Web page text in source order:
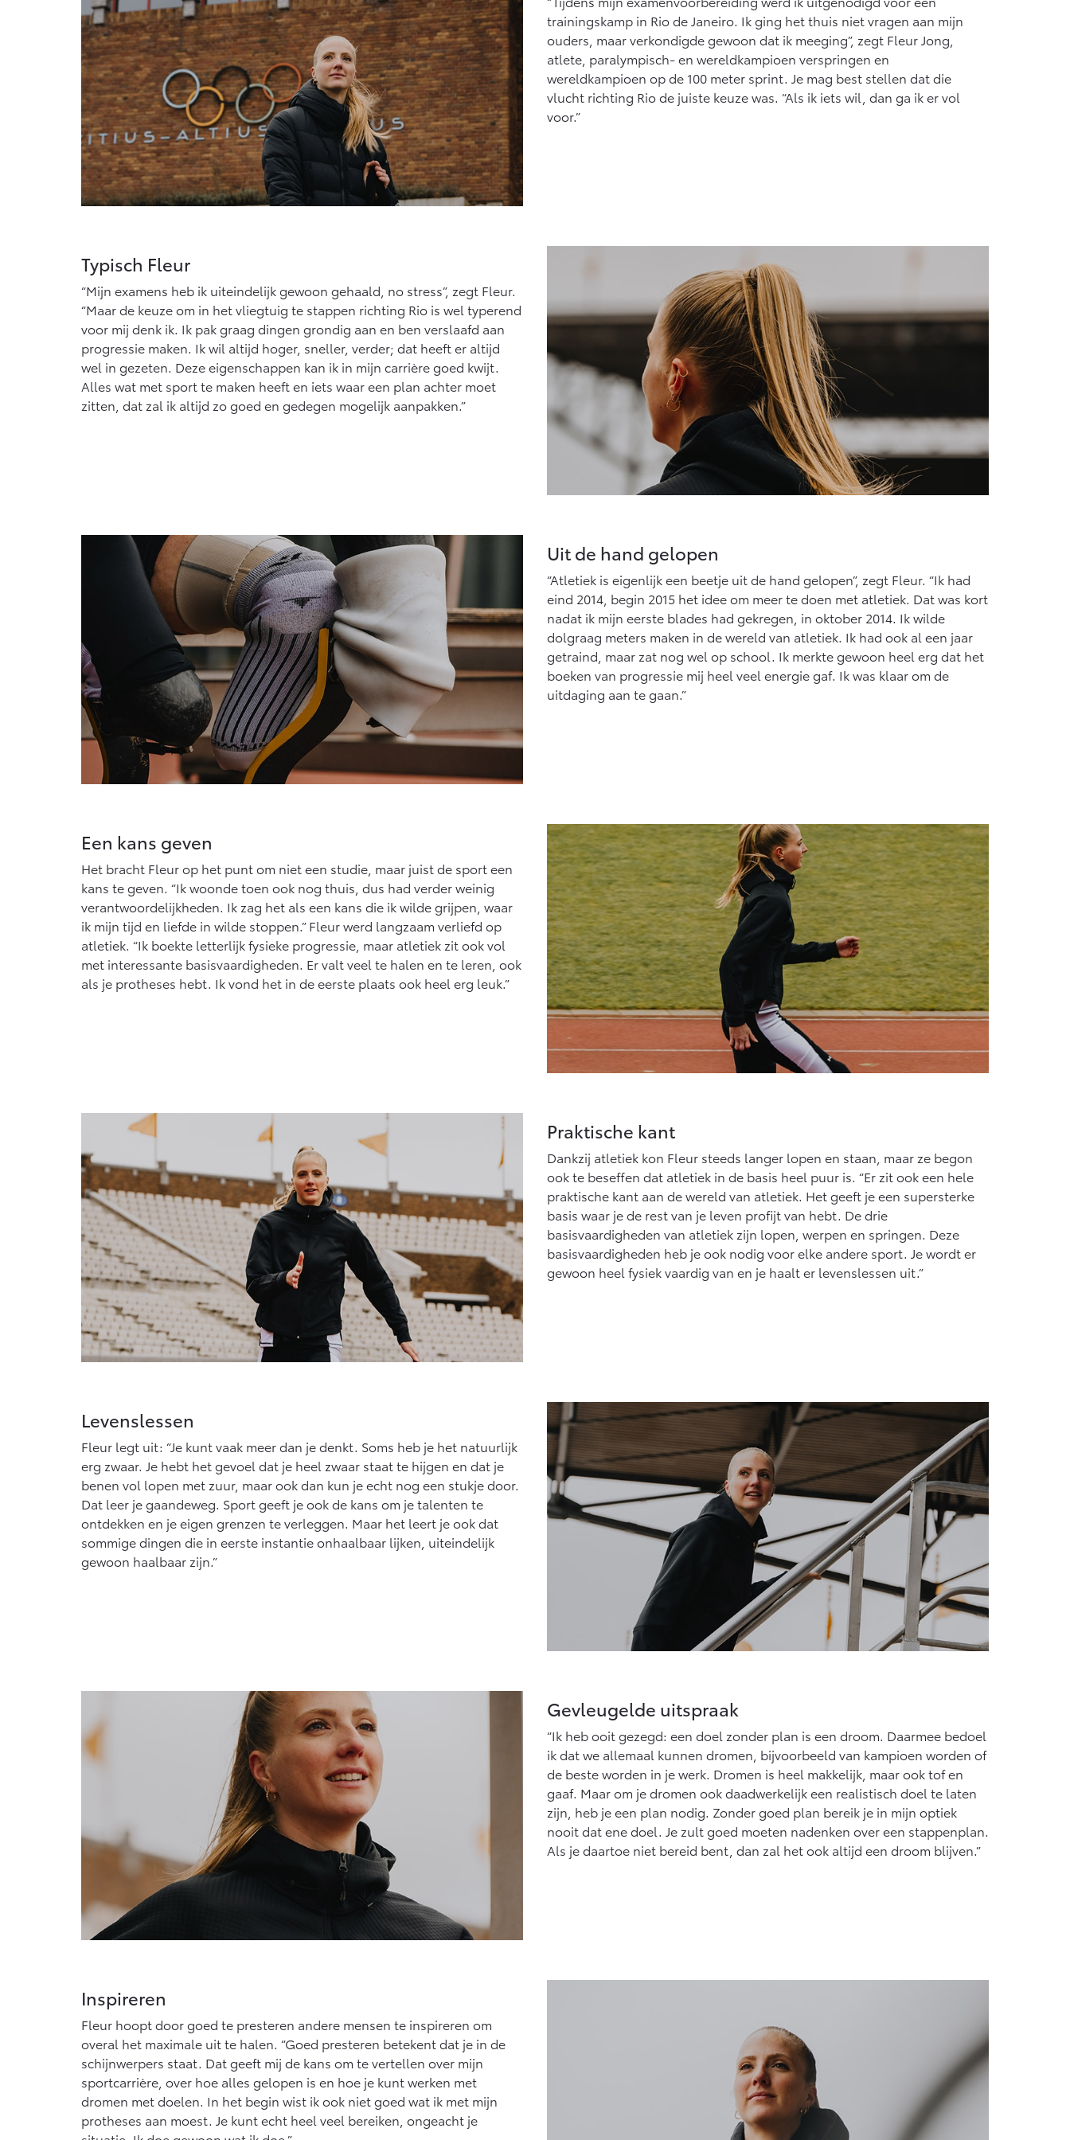
Vanaf € 76.695,- Vanaf € 27.945,- Vanaf € 37.500,- Vanaf € 55.950,-
Proace Max (excl.
BTW)
OOK ALS BATTERIJ-
ELEKTRISCH
Vanaf € 46.301,-
Hilux (excl. BTW)
OOK ALS BATTERIJ-
ELEKTRISCH
Vanaf € 56.570,-
Land Cruiser (excl.
BTW)
trainingskamp in Rio de Janeiro. Ik ging het thuis niet vragen aan mijn
ouders, maar verkondigde gewoon dat ik meeging”, zegt Fleur Jong,
atlete, paralympisch- en wereldkampioen verspringen en
wereldkampioen op de 100 meter sprint. Je mag best stellen dat die
vlucht richting Rio de juiste keuze was. “Als ik iets wil, dan ga ik er vol
voor.”
Typisch Fleur
“Mijn examens heb ik uiteindelijk gewoon gehaald, no stress”, zegt Fleur.
“Maar de keuze om in het vliegtuig te stappen richting Rio is wel typerend
voor mij denk ik. Ik pak graag dingen grondig aan en ben verslaafd aan
progressie maken. Ik wil altijd hoger, sneller, verder; dat heeft er altijd
wel in gezeten. Deze eigenschappen kan ik in mijn carrière goed kwijt.
Alles wat met sport te maken heeft en iets waar een plan achter moet
zitten, dat zal ik altijd zo goed en gedegen mogelijk aanpakken.”
Uit de hand gelopen
“Atletiek is eigenlijk een beetje uit de hand gelopen”, zegt Fleur. “Ik had
eind 2014, begin 2015 het idee om meer te doen met atletiek. Dat was kort
nadat ik mijn eerste blades had gekregen, in oktober 2014. Ik wilde
dolgraag meters maken in de wereld van atletiek. Ik had ook al een jaar
getraind, maar zat nog wel op school. Ik merkte gewoon heel erg dat het
boeken van progressie mij heel veel energie gaf. Ik was klaar om de
uitdaging aan te gaan.”
Een kans geven
Het bracht Fleur op het punt om niet een studie, maar juist de sport een
kans te geven. “Ik woonde toen ook nog thuis, dus had verder weinig
verantwoordelijkheden. Ik zag het als een kans die ik wilde grijpen, waar
ik mijn tijd en liefde in wilde stoppen.” Fleur werd langzaam verliefd op
atletiek. “Ik boekte letterlijk fysieke progressie, maar atletiek zit ook vol
met interessante basisvaardigheden. Er valt veel te halen en te leren, ook
als je protheses hebt. Ik vond het in de eerste plaats ook heel erg leuk.”
Praktische kant
Dankzij atletiek kon Fleur steeds langer lopen en staan, maar ze begon
ook te beseffen dat atletiek in de basis heel puur is. “Er zit ook een hele
praktische kant aan de wereld van atletiek. Het geeft je een supersterke
basis waar je de rest van je leven profijt van hebt. De drie
basisvaardigheden van atletiek zijn lopen, werpen en springen. Deze
basisvaardigheden heb je ook nodig voor elke andere sport. Je wordt er
gewoon heel fysiek vaardig van en je haalt er levenslessen uit.”
Levenslessen
Fleur legt uit: “Je kunt vaak meer dan je denkt. Soms heb je het natuurlijk
erg zwaar. Je hebt het gevoel dat je heel zwaar staat te hijgen en dat je
benen vol lopen met zuur, maar ook dan kun je echt nog een stukje door.
Dat leer je gaandeweg. Sport geeft je ook de kans om je talenten te
ontdekken en je eigen grenzen te verleggen. Maar het leert je ook dat
sommige dingen die in eerste instantie onhaalbaar lijken, uiteindelijk
gewoon haalbaar zijn.”
Gevleugelde uitspraak
“Ik heb ooit gezegd: een doel zonder plan is een droom. Daarmee bedoel
ik dat we allemaal kunnen dromen, bijvoorbeeld van kampioen worden of
de beste worden in je werk. Dromen is heel makkelijk, maar ook tof en
gaaf. Maar om je dromen ook daadwerkelijk een realistisch doel te laten
zijn, heb je een plan nodig. Zonder goed plan bereik je in mijn optiek
nooit dat ene doel. Je zult goed moeten nadenken over een stappenplan.
Als je daartoe niet bereid bent, dan zal het ook altijd een droom blijven.”
Inspireren
Fleur hoopt door goed te presteren andere mensen te inspireren om
overal het maximale uit te halen. “Goed presteren betekent dat je in de
schijnwerpers staat. Dat geeft mij de kans om te vertellen over mijn
sportcarrière, over hoe alles gelopen is en hoe je kunt werken met
dromen met doelen. In het begin wist ik ook niet goed wat ik met mijn
protheses aan moest. Je kunt echt heel veel bereiken, ongeacht je